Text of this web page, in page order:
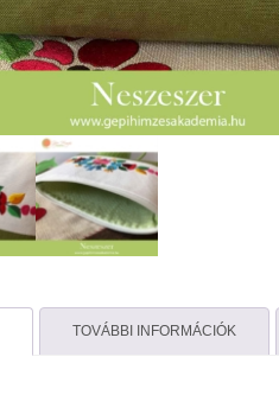
TOVÁBBI INFORMÁCIÓK